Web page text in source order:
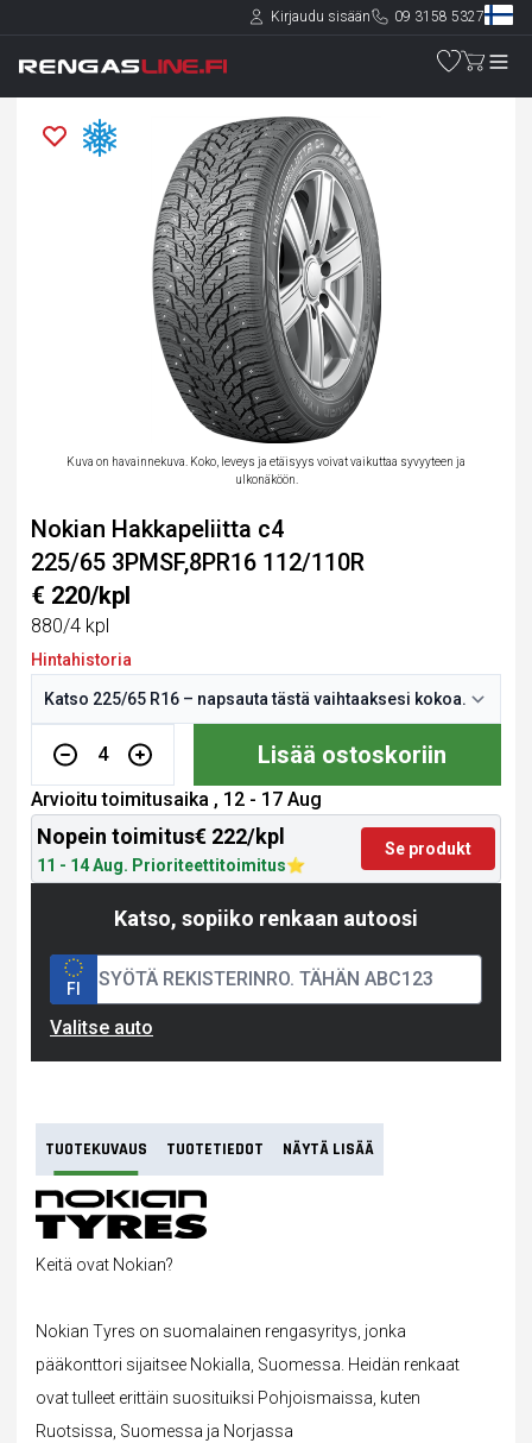
Kirjaudu sisään 09 3158 5327
Kuva on havainnekuva. Koko, leveys ja etäisyys voivat vaikuttaa syvyyteen ja
ulkonäköön.
Nokian Hakkapeliitta c4
225/65 3PMSF,8PR16 112/110R
€ 220/kpl
880/4 kpl
Hintahistoria
4 Lisää ostoskoriin
Arvioitu toimitusaika , 12 - 17 Aug
Nopein toimitus€ 222/kpl
11 - 14 Aug. Prioriteettitoimitus
Se produkt
Katso, sopiiko renkaan autoosi
FI
Valitse auto
TUOTEKUVAUS TUOTETIEDOT NÄYTÄ LISÄÄ
Keitä ovat Nokian?
Nokian Tyres on suomalainen rengasyritys, jonka
pääkonttori sijaitsee Nokialla, Suomessa. Heidän renkaat
ovat tulleet erittäin suosituiksi Pohjoismaissa, kuten
Ruotsissa, Suomessa ja Norjassa